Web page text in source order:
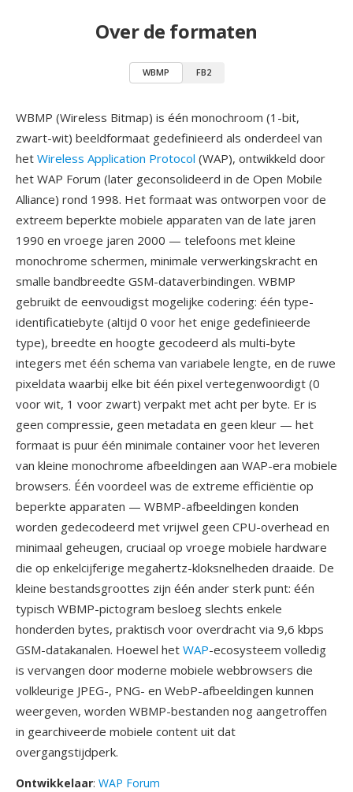
Over de formaten
WBMP FB2
WBMP (Wireless Bitmap) is één monochroom (1-bit,
zwart-wit) beeldformaat gedefinieerd als onderdeel van
het Wireless Application Protocol (WAP), ontwikkeld door
het WAP Forum (later geconsolideerd in de Open Mobile
Alliance) rond 1998. Het formaat was ontworpen voor de
extreem beperkte mobiele apparaten van de late jaren
1990 en vroege jaren 2000 — telefoons met kleine
monochrome schermen, minimale verwerkingskracht en
smalle bandbreedte GSM-dataverbindingen. WBMP
gebruikt de eenvoudigst mogelijke codering: één type-
identificatiebyte (altijd 0 voor het enige gedefinieerde
type), breedte en hoogte gecodeerd als multi-byte
integers met één schema van variabele lengte, en de ruwe
pixeldata waarbij elke bit één pixel vertegenwoordigt (0
voor wit, 1 voor zwart) verpakt met acht per byte. Er is
geen compressie, geen metadata en geen kleur — het
formaat is puur één minimale container voor het leveren
van kleine monochrome afbeeldingen aan WAP-era mobiele
browsers. Één voordeel was de extreme efficiëntie op
beperkte apparaten — WBMP-afbeeldingen konden
worden gedecodeerd met vrijwel geen CPU-overhead en
minimaal geheugen, cruciaal op vroege mobiele hardware
die op enkelcijferige megahertz-kloksnelheden draaide. De
kleine bestandsgroottes zijn één ander sterk punt: één
typisch WBMP-pictogram besloeg slechts enkele
honderden bytes, praktisch voor overdracht via 9,6 kbps
GSM-datakanalen. Hoewel het WAP-ecosysteem volledig
is vervangen door moderne mobiele webbrowsers die
volkleurige JPEG-, PNG- en WebP-afbeeldingen kunnen
weergeven, worden WBMP-bestanden nog aangetroffen
in gearchiveerde mobiele content uit dat
overgangstijdperk.
Ontwikkelaar: WAP Forum